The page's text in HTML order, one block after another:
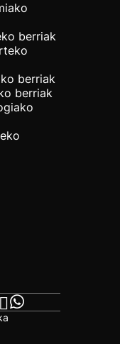
berriak
berriak
berriak